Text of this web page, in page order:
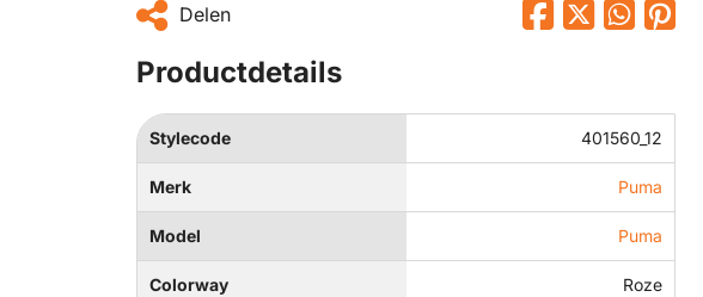
Delen
Productdetails
Stylecode 401560_12
Merk Puma
Model Puma
Colorway Roze